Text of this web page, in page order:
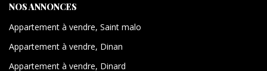
NOS ANNONCES
Appartement à vendre, Saint malo
Appartement à vendre, Dinan
Appartement à vendre, Dinard